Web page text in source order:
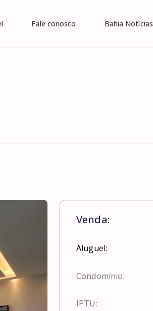
Fale conosco Bahia Notícias
Venda:
Aluguel:
Condomínio:
IPTU: